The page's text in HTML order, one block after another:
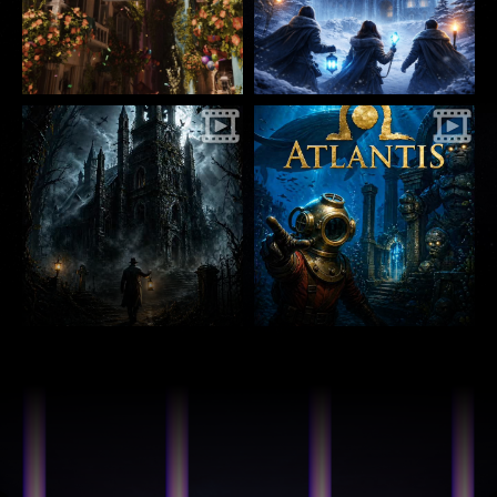
GRUPPEN- /
FIRMENAUSFLÜGE